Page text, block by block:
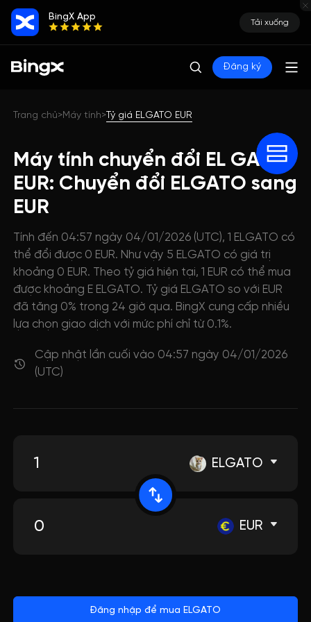
BingX App
Tải xuống
Đăng ký
Trang chủ>Máy tính>Tỷ giá ELGATO EUR
Máy tính chuyển đổi EL GATO
EUR: Chuyển đổi ELGATO sang
EUR
Tính đến 04:57 ngày 04/01/2026 (UTC), 1 ELGATO có
thể đổi được 0 EUR. Như vậy 5 ELGATO có giá trị
khoảng 0 EUR. Theo tỷ giá hiện tại, 1 EUR có thể mua
được khoảng E ELGATO. Tỷ giá ELGATO so với EUR
đã tăng 0% trong 24 giờ qua. BingX cung cấp nhiều
lựa chọn giao dịch với mức phí chỉ từ 0.1%.
Cập nhật lần cuối vào 04:57 ngày 04/01/2026
(UTC)
ELGATO
EUR
Đăng nhập để mua ELGATO